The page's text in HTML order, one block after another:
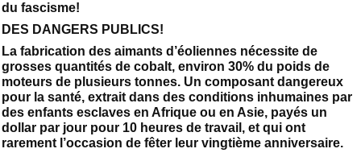
du fascisme!
DES DANGERS PUBLICS!
La fabrication des aimants d’éoliennes nécessite de
grosses quantités de cobalt, environ 30% du poids de
moteurs de plusieurs tonnes. Un composant dangereux
pour la santé, extrait dans des conditions inhumaines par
des enfants esclaves en Afrique ou en Asie, payés un
dollar par jour pour 10 heures de travail, et qui ont
rarement l’occasion de fêter leur vingtième anniversaire.